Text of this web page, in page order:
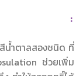
:
น้ำตาลสองชนิด ที่
ช่วยเพิ่ม